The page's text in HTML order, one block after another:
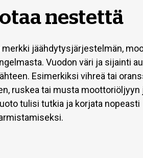
nestettä
jäähdytysjärjestelmän,
Vuodon väri ja sijainti
Esimerkiksi vihreä tai
ruskea tai musta moottoriöljyyn
tulisi tutkia ja korjata nopeasti